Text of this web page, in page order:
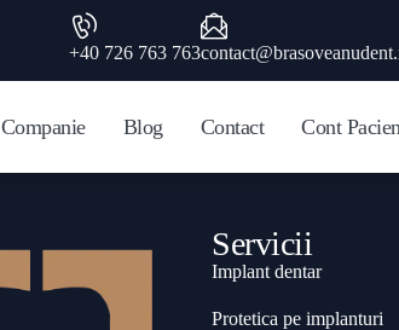
+40 726 763 763
Companie Blog Contact Cont
Servicii
Implant dentar
Protetica pe implanturi